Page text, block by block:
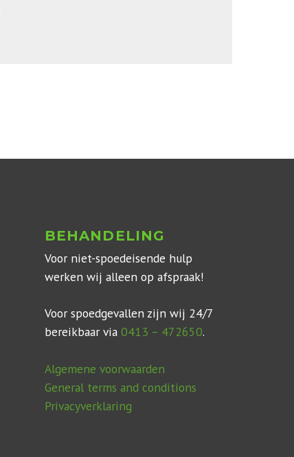
BEHANDELING
Voor niet-spoedeisende hulp
werken wij alleen op afspraak!
Voor spoedgevallen zijn wij 24/7
bereikbaar via 0413 – 472650.
Algemene voorwaarden
General terms and conditions
Privacyverklaring